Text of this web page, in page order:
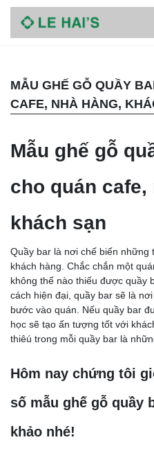
MẪU GHẾ GỖ QUẦY
CAFE, NHÀ HÀNG,
Mẫu ghế gỗ
cho quán cafe,
khách sạn
Quầy bar là nơi chế biến những
khách hàng. Chắc chắn một
không thể nào thiếu được quầy
cách hiện đại, quầy bar sẽ là
bước vào quán. Nếu quầy bar
học sẽ tạo ấn tượng tốt với
thiêú trong mỗi quầy bar là
Hôm nay chứng tôi
số mẫu ghế gỗ quầy
khảo nhé!